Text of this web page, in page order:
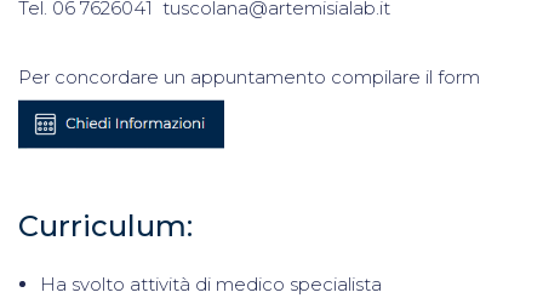
Tel. 06 7626041 tuscolana@artemisialab.it
Per concordare un appuntamento compilare il form
Curriculum:
Ha svolto attività di medico specialista